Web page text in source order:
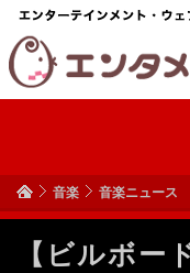
音楽 音楽ニュース
【ビルボ